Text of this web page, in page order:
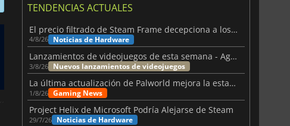
TENDENCIAS ACTUALES
El precio filtrado de Steam Frame decepciona a los usuarios
4/8/26 Noticias de Hardware
Lanzamientos de videojuegos de esta semana - Agosto de 2026 (semana 32)
3/8/26 Nuevos lanzamientos de videojuegos
La última actualización de Palworld mejora la estabilidad
1/8/26 Gaming News
Project Helix de Microsoft Podría Alejarse de Steam
29/7/26 Noticias de Hardware